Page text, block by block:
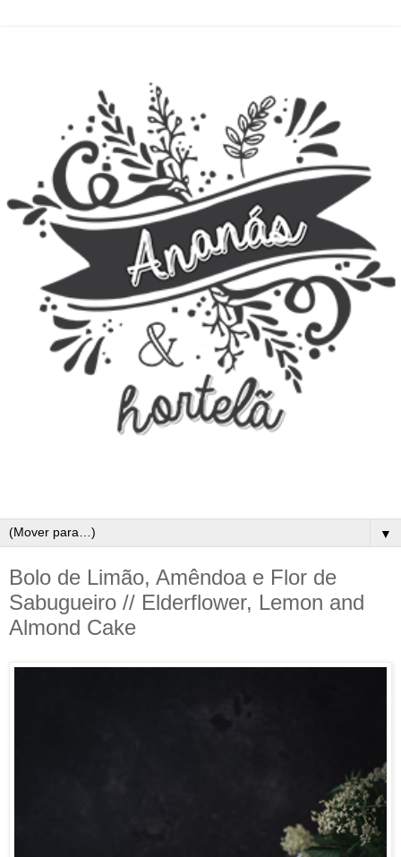
▼
Bolo de Limão, Amêndoa e Flor de
Sabugueiro // Elderflower, Lemon and
Almond Cake